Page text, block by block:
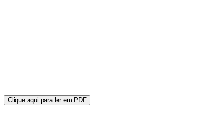
Clique aqui para ler em PDF